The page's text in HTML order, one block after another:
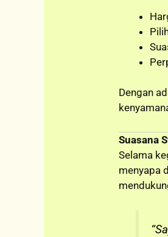
Dengan
Suasana
Selama
menyapa